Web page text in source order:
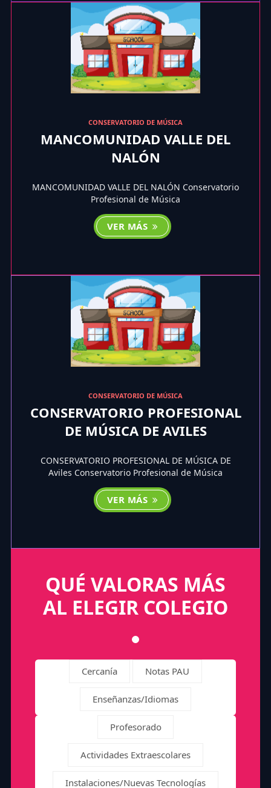
CONSERVATORIO DE MÚSICA
MANCOMUNIDAD VALLE DEL
NALÓN
MANCOMUNIDAD VALLE DEL NALÓN Conservatorio
Profesional de Música
VER MÁS
CONSERVATORIO DE MÚSICA
CONSERVATORIO PROFESIONAL
DE MÚSICA DE AVILES
CONSERVATORIO PROFESIONAL DE MÚSICA DE
Aviles Conservatorio Profesional de Música
VER MÁS
QUÉ VALORAS MÁS
AL ELEGIR COLEGIO
Cercanía Notas PAU
Enseñanzas/Idiomas
Profesorado
Actividades Extraescolares
Instalaciones/Nuevas Tecnologías